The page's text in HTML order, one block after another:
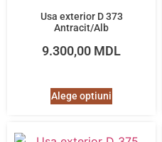
Usa exterior D 373
Antracit/Alb
9.300,00 MDL
Alege optiuni